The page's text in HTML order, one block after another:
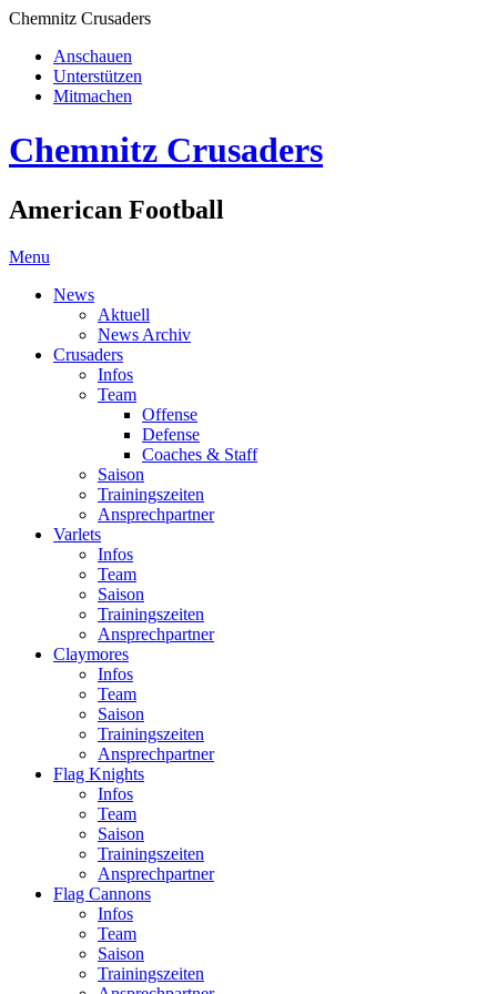
Chemnitz Crusaders
Anschauen
Unterstützen
Mitmachen
Chemnitz Crusaders
American Football
Menu
News
Aktuell
News Archiv
Crusaders
Infos
Team
Offense
Defense
Coaches & Staff
Saison
Trainingszeiten
Ansprechpartner
Varlets
Infos
Team
Saison
Trainingszeiten
Ansprechpartner
Claymores
Infos
Team
Saison
Trainingszeiten
Ansprechpartner
Flag Knights
Infos
Team
Saison
Trainingszeiten
Ansprechpartner
Flag Cannons
Infos
Team
Saison
Trainingszeiten